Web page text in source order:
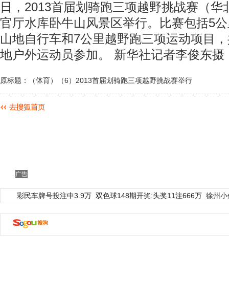
日，2013首届划骑跑三项越野挑战赛（华
官厅水库卧牛山风景区举行。比赛包括5
山地自行车和7公里越野跑三项运动项目
地户外运动员参加。 新华社记者李俊东摄
原标题：（体育）（6）2013首届划骑跑三项越野挑战赛举行
广告
彩民车牌号投注中3.9万 双色球148期开奖:头奖11注666万 徐州